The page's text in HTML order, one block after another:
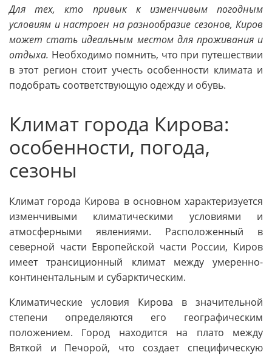
Для тех, кто привык к изменчивым погодным
условиям и настроен на разнообразие сезонов, Киров
может стать идеальным местом для проживания и
отдыха. Необходимо помнить, что при путешествии
в этот регион стоит учесть особенности климата и
подобрать соответствующую одежду и обувь.
Климат города Кирова:
особенности, погода,
сезоны
Климат города Кирова в основном характеризуется
изменчивыми климатическими условиями и
атмосферными явлениями. Расположенный в
северной части Европейской части России, Киров
имеет трансиционный климат между умеренно-
континентальным и субарктическим.
Климатические условия Кирова в значительной
степени определяются его географическим
положением. Город находится на плато между
Вяткой и Печорой, что создает специфическую